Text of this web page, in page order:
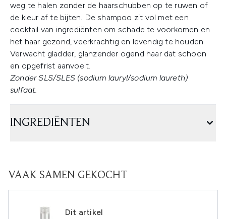
weg te halen zonder de haarschubben op te ruwen of
de kleur af te bijten. De shampoo zit vol met een
cocktail van ingrediënten om schade te voorkomen en
het haar gezond, veerkrachtig en levendig te houden.
Verwacht gladder, glanzender ogend haar dat schoon
en opgefrist aanvoelt.
Zonder SLS/SLES (sodium lauryl/sodium laureth)
sulfaat.
INGREDIËNTEN
VAAK SAMEN GEKOCHT
Dit artikel